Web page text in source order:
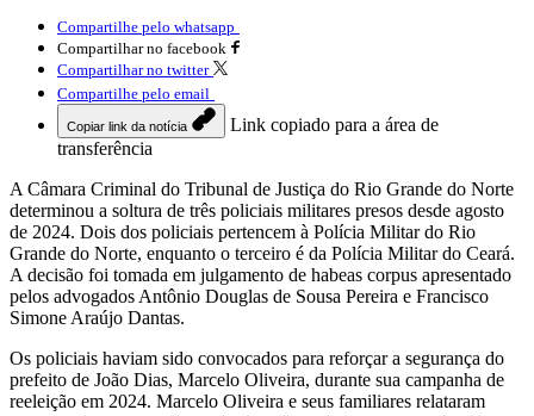
Compartilhe pelo whatsapp
Compartilhar no facebook
Compartilhar no twitter
Compartilhe pelo email
Copiar link da notícia
Link copiado para a área de
transferência
A Câmara Criminal do Tribunal de Justiça do Rio Grande do Norte
determinou a soltura de três policiais militares presos desde agosto
de 2024. Dois dos policiais pertencem à Polícia Militar do Rio
Grande do Norte, enquanto o terceiro é da Polícia Militar do Ceará.
A decisão foi tomada em julgamento de habeas corpus apresentado
pelos advogados Antônio Douglas de Sousa Pereira e Francisco
Simone Araújo Dantas.
Os policiais haviam sido convocados para reforçar a segurança do
prefeito de João Dias, Marcelo Oliveira, durante sua campanha de
reeleição em 2024. Marcelo Oliveira e seus familiares relataram